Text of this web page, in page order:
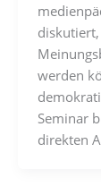
werden
Seminar
direkten